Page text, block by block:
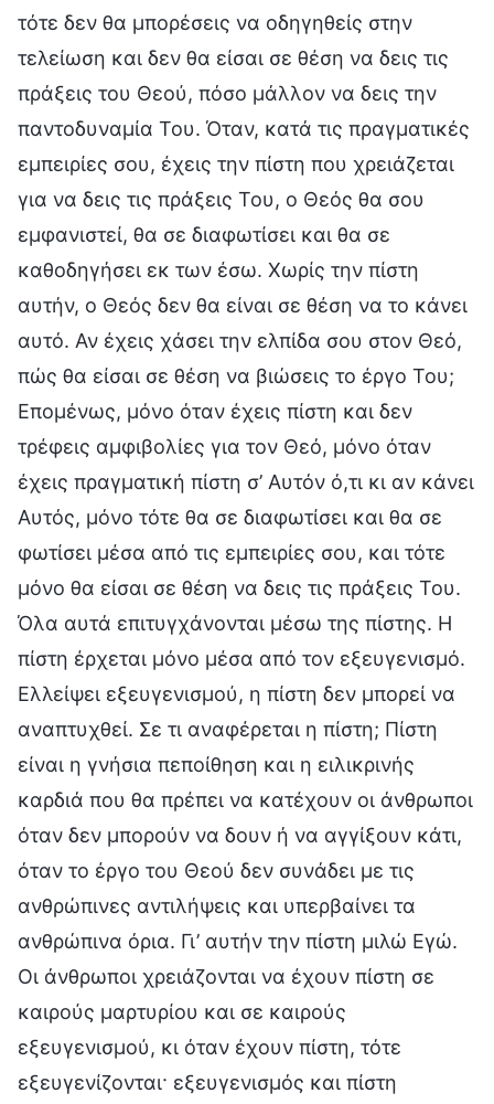
τότε δεν θα μπορέσεις να οδηγηθείς στην
τελείωση και δεν θα είσαι σε θέση να δεις τις
πράξεις του Θεού, πόσο μάλλον να δεις την
παντοδυναμία Του. Όταν, κατά τις πραγματικές
εμπειρίες σου, έχεις την πίστη που χρειάζεται
για να δεις τις πράξεις Του, ο Θεός θα σου
εμφανιστεί, θα σε διαφωτίσει και θα σε
καθοδηγήσει εκ των έσω. Χωρίς την πίστη
αυτήν, ο Θεός δεν θα είναι σε θέση να το κάνει
αυτό. Αν έχεις χάσει την ελπίδα σου στον Θεό,
πώς θα είσαι σε θέση να βιώσεις το έργο Του;
Επομένως, μόνο όταν έχεις πίστη και δεν
τρέφεις αμφιβολίες για τον Θεό, μόνο όταν
έχεις πραγματική πίστη σ’ Αυτόν ό,τι κι αν κάνει
Αυτός, μόνο τότε θα σε διαφωτίσει και θα σε
φωτίσει μέσα από τις εμπειρίες σου, και τότε
μόνο θα είσαι σε θέση να δεις τις πράξεις Του.
Όλα αυτά επιτυγχάνονται μέσω της πίστης. Η
πίστη έρχεται μόνο μέσα από τον εξευγενισμό.
Ελλείψει εξευγενισμού, η πίστη δεν μπορεί να
αναπτυχθεί. Σε τι αναφέρεται η πίστη; Πίστη
είναι η γνήσια πεποίθηση και η ειλικρινής
καρδιά που θα πρέπει να κατέχουν οι άνθρωποι
όταν δεν μπορούν να δουν ή να αγγίξουν κάτι,
όταν το έργο του Θεού δεν συνάδει με τις
ανθρώπινες αντιλήψεις και υπερβαίνει τα
ανθρώπινα όρια. Γι’ αυτήν την πίστη μιλώ Εγώ.
Οι άνθρωποι χρειάζονται να έχουν πίστη σε
καιρούς μαρτυρίου και σε καιρούς
εξευγενισμού, κι όταν έχουν πίστη, τότε
εξευγενίζονται· εξευγενισμός και πίστη